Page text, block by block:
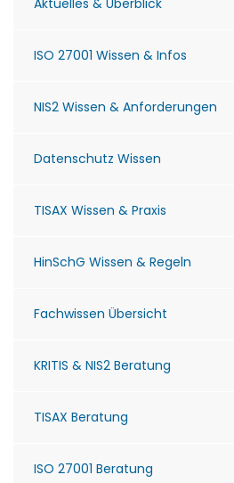
Aktuelles & Überblick
ISO 27001 Wissen & Infos
NIS2 Wissen & Anforderungen
Datenschutz Wissen
TISAX Wissen & Praxis
HinSchG Wissen & Regeln
Fachwissen Übersicht
KRITIS & NIS2 Beratung
TISAX Beratung
ISO 27001 Beratung